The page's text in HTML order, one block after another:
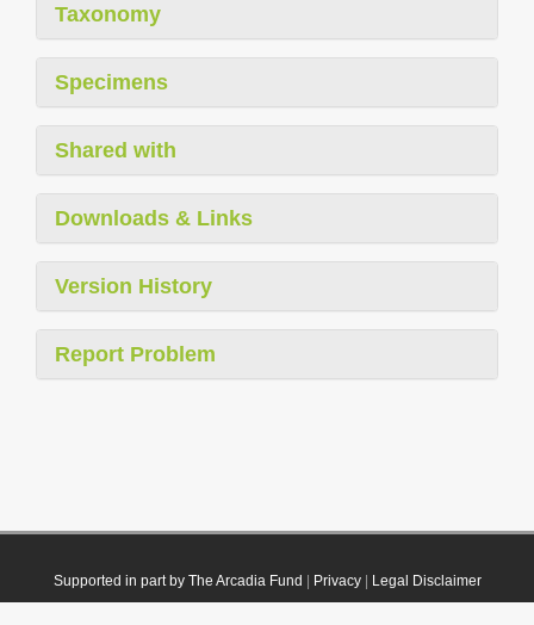
Taxonomy
Specimens
Shared with
Downloads & Links
Version History
Report Problem
Supported in part by The Arcadia Fund Privacy| Legal Disclaimer